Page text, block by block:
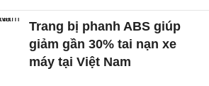
Trang bị phanh ABS giúp
giảm gần 30% tai nạn xe
máy tại Việt Nam